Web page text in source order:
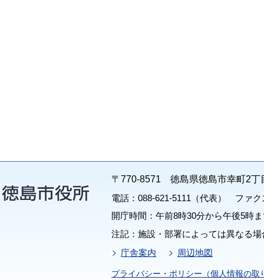
〒770-8571 徳島県徳島市幸町2丁
電話：088-621-5111（代表） ファク
開庁時間：午前8時30分から午後5時
注記：施設・部署によっては異なる
庁舎案内
周辺地図
プライバシー・ポリシー（個人情報の取